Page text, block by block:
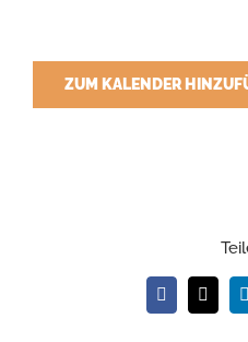
ZUM KALENDER
Facebook
X